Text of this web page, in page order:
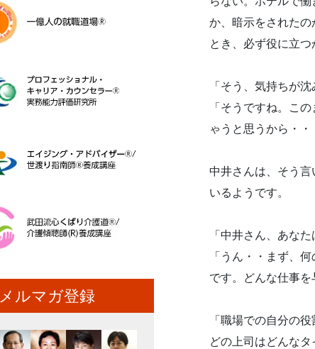
か、暗示をされた
とき、必ず役に立
「そう、気持ちが
「そうですね。こ
ゃうと思うから・・
中井さんは、そう
いるようです。
「中井さん、あな
「うん・・まず、
です。どんな仕事
「職場での自分の
どの上司はどんなタ
メルマガ登録